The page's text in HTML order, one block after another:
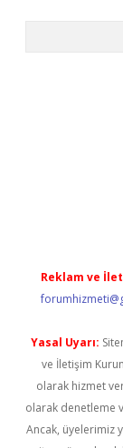
Reklam ve
Yasal Uyarı:
ve İletişim
olarak hizmet
olarak denetleme
Ancak, üyelerimiz